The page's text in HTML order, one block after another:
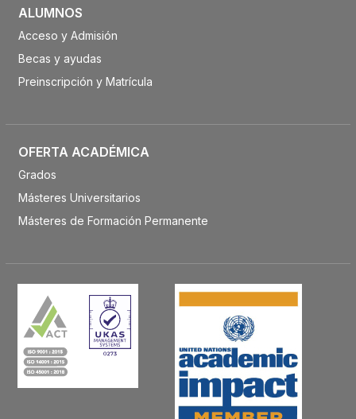
ALUMNOS
Acceso y Admisión
Becas y ayudas
Preinscripción y Matrícula
OFERTA ACADÉMICA
Grados
Másteres Universitarios
Másteres de Formación Permanente